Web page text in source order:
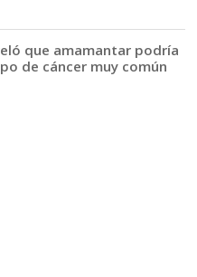
que amamantar podría
de cáncer muy común